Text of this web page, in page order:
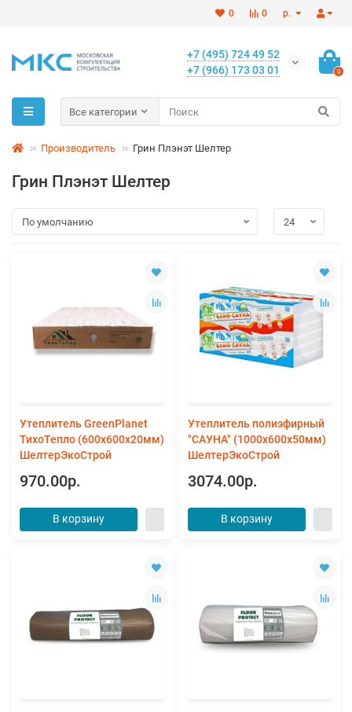
р.
0
0
+7 (495) 724 49 52
+7 (966) 173 03 01
0
Все категории
Производитель Грин Плэнэт Шелтер
Грин Плэнэт Шелтер
Утеплитель GreenPlanet
ТихоТепло (600х600х20мм)
ШелтерЭкоСтрой
970.00р.
В корзину
Утеплитель полиэфирный
"САУНА" (1000х600х50мм)
ШелтерЭкоСтрой
3074.00р.
В корзину